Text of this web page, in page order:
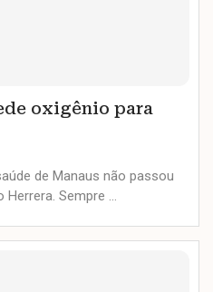
oxigênio para
de Manaus não passou
Sempre …